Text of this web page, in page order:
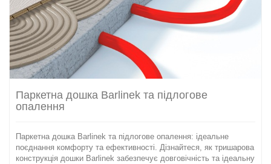
Паркетна дошка Barlinek та підлогове
опалення
Паркетна дошка Barlinek та підлогове опалення: ідеальне
поєднання комфорту та ефективності. Дізнайтеся, як тришарова
конструкція дошки Barlinek забезпечує довговічність та ідеальну